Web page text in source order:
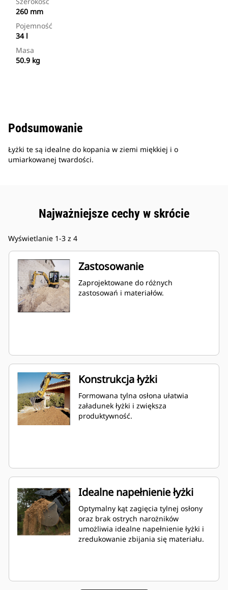
260 mm
Pojemność
34 l
Masa
50.9 kg
Podsumowanie
Łyżki te są idealne do kopania w ziemi miękkiej i o
umiarkowanej twardości.
Najważniejsze cechy w skrócie
Wyświetlanie 1-3 z 4
Zastosowanie
Zaprojektowane do różnych
zastosowań i materiałów.
Konstrukcja łyżki
Formowana tylna osłona ułatwia
załadunek łyżki i zwiększa
produktywność.
Idealne napełnienie łyżki
Optymalny kąt zagięcia tylnej osłony
oraz brak ostrych narożników
umożliwia idealne napełnienie łyżki i
zredukowanie zbijania się materiału.